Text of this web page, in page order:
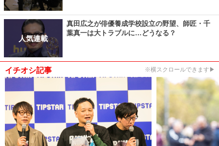
人気連載
真田広之が俳優養成学校設立の野望、師匠・千
葉真一は大トラブルに…どうなる？
イチオシ記事 ※横スクロールできます▶